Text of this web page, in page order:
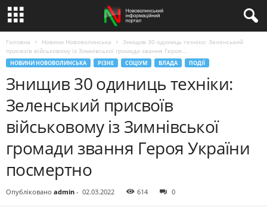
Головна Новини Нововолинська
Знищив 30 одиниць техніки: Зеленський
присвоїв військовому із Зимнівської громади звання Героя...
НОВИНИ НОВОВОЛИНСЬКА РІЗНЕ СОЦІУМ ВЛАДА ПОДІЇ
Знищив 30 одиниць техніки:
Зеленський присвоїв
військовому із Зимнівської
громади звання Героя України
посмертно
Опубліковано admin - 02.03.2022 614 0